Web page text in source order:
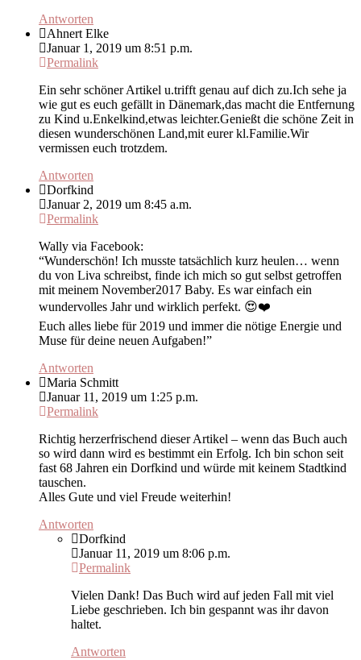
Antworten
Ahnert Elke
Januar 1, 2019 um 8:51 p.m.
Permalink
Ein sehr schöner Artikel u.trifft genau auf dich zu.Ich sehe ja
wie gut es euch gefällt in Dänemark,das macht die Entfernung
zu Kind u.Enkelkind,etwas leichter.Genießt die schöne Zeit in
diesen wunderschönen Land,mit eurer kl.Familie.Wir
vermissen euch trotzdem.
Antworten
Dorfkind
Januar 2, 2019 um 8:45 a.m.
Permalink
Wally via Facebook:
“Wunderschön! Ich musste tatsächlich kurz heulen… wenn
du von Liva schreibst, finde ich mich so gut selbst getroffen
mit meinem November2017 Baby. Es war einfach ein
wundervolles Jahr und wirklich perfekt. 😍❤️
Euch alles liebe für 2019 und immer die nötige Energie und
Muse für deine neuen Aufgaben!”
Antworten
Maria Schmitt
Januar 11, 2019 um 1:25 p.m.
Permalink
Richtig herzerfrischend dieser Artikel – wenn das Buch auch
so wird dann wird es bestimmt ein Erfolg. Ich bin schon seit
fast 68 Jahren ein Dorfkind und würde mit keinem Stadtkind
tauschen.
Alles Gute und viel Freude weiterhin!
Antworten
Dorfkind
Januar 11, 2019 um 8:06 p.m.
Permalink
Vielen Dank! Das Buch wird auf jeden Fall mit viel
Liebe geschrieben. Ich bin gespannt was ihr davon
haltet.
Antworten